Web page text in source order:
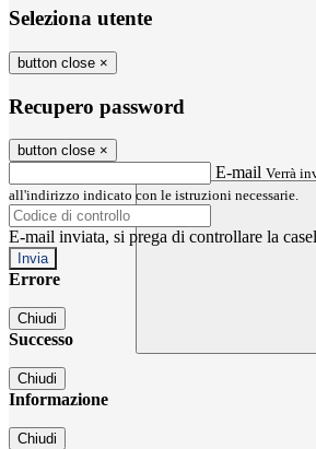
Seleziona utente
button close ×
Recupero password
button close ×
E-mail Verrà
all'indirizzo indicato con le istruzioni necessarie.
E-mail inviata, si prega di controllare la
Errore
Chiudi
Successo
Chiudi
Informazione
Chiudi